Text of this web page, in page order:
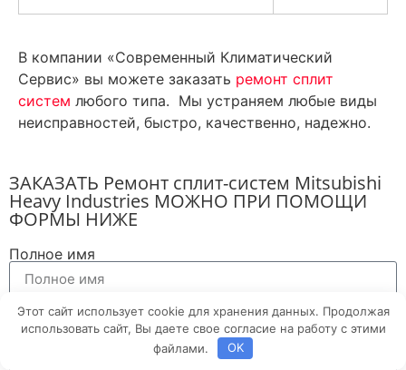
В компании «Современный Климатический
Сервис» вы можете заказать ремонт сплит
систем любого типа. Мы устраняем любые виды
неисправностей, быстро, качественно, надежно.
ЗАКАЗАТЬ Ремонт сплит-систем Mitsubishi
Heavy Industries МОЖНО ПРИ ПОМОЩИ
ФОРМЫ НИЖЕ
Полное имя
Email
Этот сайт использует cookie для хранения данных. Продолжая
использовать сайт, Вы даете свое согласие на работу с этими
файлами.
OK